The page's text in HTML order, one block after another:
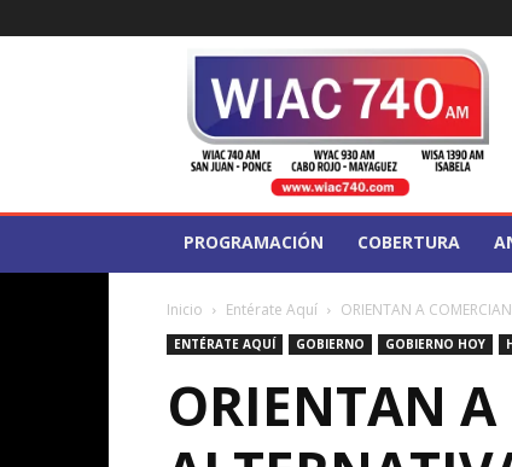
PROGRAMACIÓN COBERTURA
Inicio Entérate Aquí ORIENTAN A
ENTÉRATE AQUÍ GOBIERNO GOBIERNO HOY
ORIENTAN A